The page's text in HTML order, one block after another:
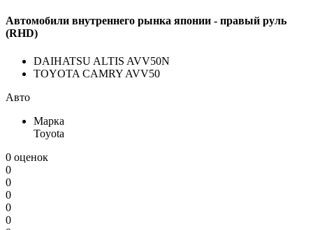
Автомобили внутреннего рынка японии - правый руль
(RHD)
DAIHATSU ALTIS AVV50N
TOYOTA CAMRY AVV50
Авто
Марка
Toyota
0 оценок
0
0
0
0
0